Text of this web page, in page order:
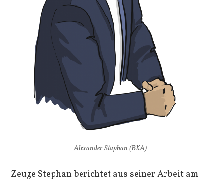
Alexander Staphan (BKA)
Zeuge Stephan berichtet aus seiner Arbeit am